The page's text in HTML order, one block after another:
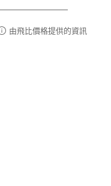
由飛比價格提供的資訊